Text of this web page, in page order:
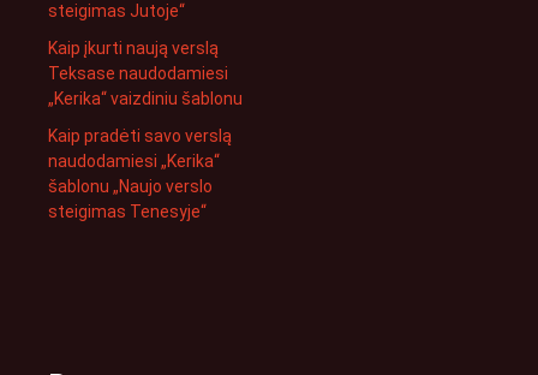
steigimas Jutoje“
Kaip įkurti naują verslą
Teksase naudodamiesi
„Kerika“ vaizdiniu šablonu
Kaip pradėti savo verslą
naudodamiesi „Kerika“
šablonu „Naujo verslo
steigimas Tenesyje“